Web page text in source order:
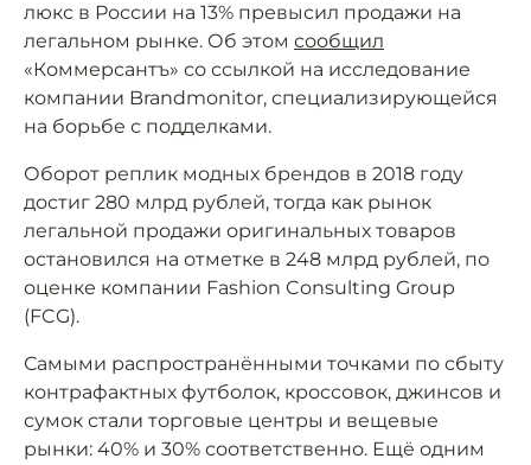
люкс в России на 13% превысил продажи на
легальном рынке. Об этом сообщил
«Коммерсантъ» со ссылкой на исследование
компании Brandmonitor, специализирующейся
на борьбе с подделками.
Оборот реплик модных брендов в 2018 году
достиг 280 млрд рублей, тогда как рынок
легальной продажи оригинальных товаров
остановился на отметке в 248 млрд рублей, по
оценке компании Fashion Consulting Group
(FCG).
Самыми распространёнными точками по сбыту
контрафактных футболок, кроссовок, джинсов и
сумок стали торговые центры и вещевые
рынки: 40% и 30% соответственно. Ещё одним